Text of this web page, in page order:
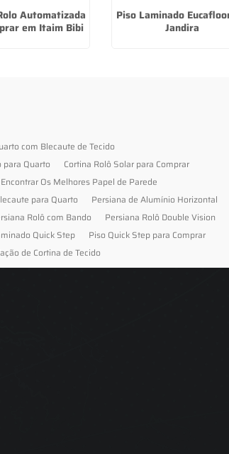
Automatizada
em Itaim Bibi
Piso Laminado
Jandira
com Blecaute de Tecido
para Quarto
Cortina Rolô Solar para Comprar
Os Melhores Papel de Parede
para Quarto
Persiana de Alumínio Horizontal
Rolô com Bando
Persiana Rolô Double Vision
Quick Step
Piso Quick Step para Comprar
de Cortina de Tecido